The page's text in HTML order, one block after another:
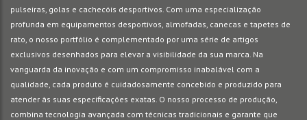
pulseiras, golas e cachecóis desportivos. Com uma especialização
profunda em equipamentos desportivos, almofadas, canecas e tapetes de
rato, o nosso portfólio é complementado por uma série de artigos
exclusivos desenhados para elevar a visibilidade da sua marca. Na
vanguarda da inovação e com um compromisso inabalável com a
qualidade, cada produto é cuidadosamente concebido e produzido para
atender às suas especificações exatas. O nosso processo de produção,
combina tecnologia avançada com técnicas tradicionais e garante que